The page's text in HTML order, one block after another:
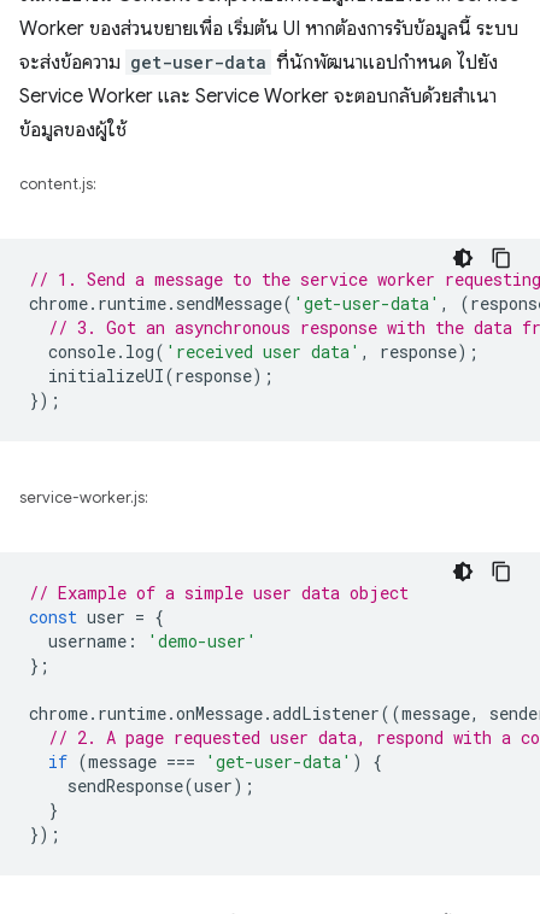
Worker ของส่วนขยายเพื่อ เริ่มต้น UI หากต้องการรับข้อมูลนี้ ระบบ
จะส่งข้อความ get-user-data ที่นักพัฒนาแอปกำหนด ไปยัง
Service Worker และ Service Worker จะตอบกลับด้วยสำเนา
ข้อมูลของผู้ใช้
content.js:
// 1. Send a message to the service worker
chrome. runtime. sendMessage( 'get-user-data' , (
// 3. Got an asynchronous response with the data
console. log( 'received user data' , response);
initializeUI(response);
});
service-worker.js:
// Example of a simple user data object
const user = {
username :
'demo-user'
};
chrome. runtime.onMessage.addListener((message,
// 2. A page requested user data, respond with a
if (message === 'get-user-data' )
{
sendResponse(user);
}
});